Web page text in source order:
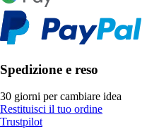
Spedizione e reso
30 giorni per cambiare idea
Restituisci il tuo ordine
Trustpilot